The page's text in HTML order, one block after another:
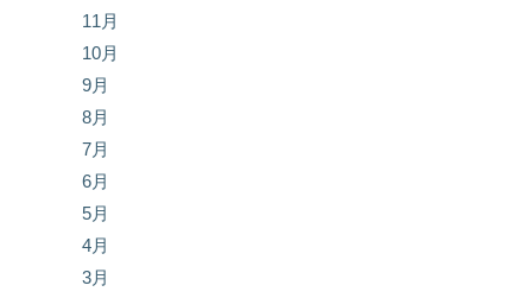
11月
10月
9月
8月
7月
6月
5月
4月
3月